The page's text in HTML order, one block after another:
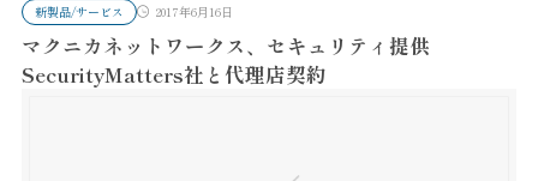
新製品/サービス 2017年6月16日
マクニカネットワークス、セキュリティ提供
SecurityMatters社と代理店契約